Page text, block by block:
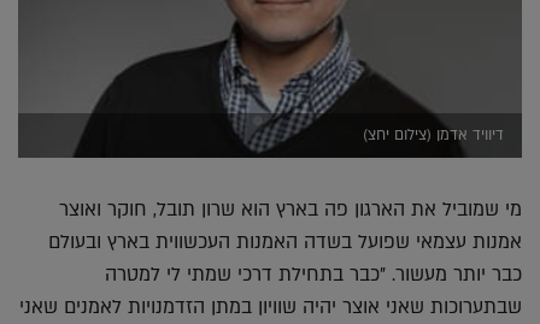
דיוויד אדמן (צילום יחצ)
מי שמוביל את הארגון פה בארץ הוא שרון תובל, חוקר ואוצר
אמנות עצמאי שפועל בשדה האמנות העכשווית בארץ ובעולם
כבר יותר מעשור. "כבר בתחילת דרכי שמתי לי למטרה
שבתערוכות שאני אוצר יהיה שוויון במתן הזדמנויות לאמנים שאני